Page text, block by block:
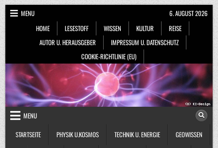
Skip
to
content
MENU
HOME
LESESTOFF WISSEN KULTUR
REISE
AUTOR U. HERAUSGEBER
IMPRESSUM U. DATENSCHUTZ
COOKIE-RICHTLINIE (EU)
6. AUGUST 2026
MENU
STARTSEITE
PHYSIK U.KOSMOS TECHNIK U. ENERGIE GEOWISSEN